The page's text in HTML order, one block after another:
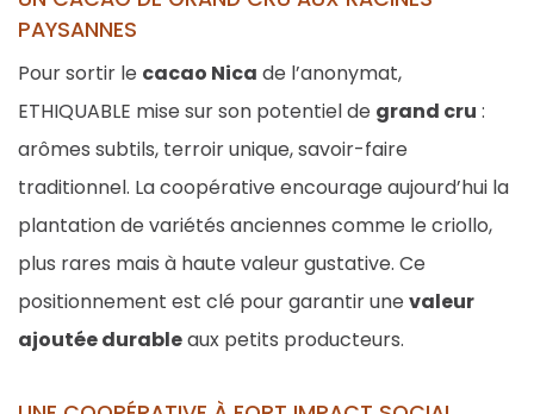
PAYSANNES
Pour sortir le cacao Nica de l’anonymat,
ETHIQUABLE mise sur son potentiel de grand cru :
arômes subtils, terroir unique, savoir-faire
traditionnel. La coopérative encourage aujourd’hui la
plantation de variétés anciennes comme le criollo,
plus rares mais à haute valeur gustative. Ce
positionnement est clé pour garantir une valeur
ajoutée durableaux petits producteurs.